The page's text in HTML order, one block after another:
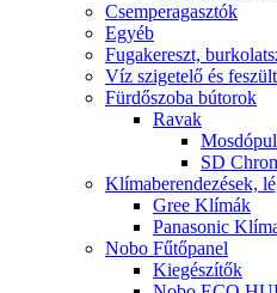
Csemperagasztók
Egyéb
Fugakereszt,
Víz szigetelő és
Fürdőszoba bútorok
Ravak
SD
Klímaberendezések,
Gree Klímák
Panasonic
Nobo Fűtőpanel
Kiegészítők